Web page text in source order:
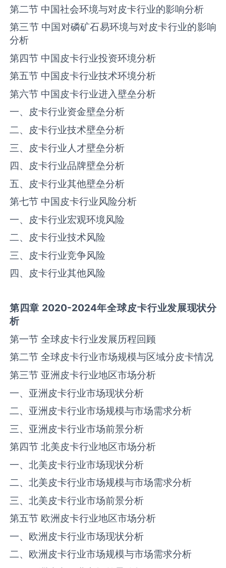
第二节 中国社会环境与对‌‌皮卡‌‌‌行业的影响分析
第三节 中国对磷矿石易环境与对‌‌皮卡‌‌‌行业的影响
分析
第四节 中国‌‌皮卡‌‌‌行业投资环境分析
第五节 中国‌‌皮卡‌‌‌行业技术环境分析
第六节 中国‌‌皮卡‌‌‌行业进入壁垒分析
一、‌‌皮卡‌‌‌行业资金壁垒分析
二、‌‌皮卡‌‌‌行业技术壁垒分析
三、‌‌皮卡‌‌‌行业人才壁垒分析
四、‌‌皮卡‌‌‌行业品牌壁垒分析
五、‌‌皮卡‌‌‌行业其他壁垒分析
第七节 中国‌‌皮卡‌‌‌行业风险分析
一、‌‌皮卡‌‌‌行业宏观环境风险
二、‌‌皮卡‌‌‌行业技术风险
三、‌‌皮卡‌‌‌行业竞争风险
四、‌‌皮卡‌‌‌行业其他风险
第四章 2020-2024年全球皮卡行业发展现状分
析
第一节 全球‌‌皮卡‌‌‌行业发展历程回顾
第二节 全球‌‌皮卡‌‌‌行业市场规模与区域分‌皮卡‌‌情况
第三节 亚洲‌‌皮卡‌‌‌行业地区市场分析
一、亚洲‌‌皮卡‌‌‌行业市场现状分析
二、亚洲‌‌皮卡‌‌‌行业市场规模与市场需求分析
三、亚洲‌‌皮卡‌‌‌行业市场前景分析
第四节 北美‌‌皮卡‌‌‌行业地区市场分析
一、北美‌‌皮卡‌‌‌行业市场现状分析
二、北美‌‌皮卡‌‌‌行业市场规模与市场需求分析
三、北美‌‌皮卡‌‌‌行业市场前景分析
第五节 欧洲‌‌皮卡‌‌‌行业地区市场分析
一、欧洲‌‌皮卡‌‌‌行业市场现状分析
二、欧洲‌‌皮卡‌‌‌行业市场规模与市场需求分析